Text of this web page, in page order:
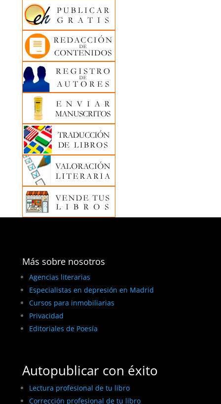
Más sobre nosotros
Agencias literarias
Especialistas en depresión en Madrid
Cursos para inmobiliarias
Privacidad
Editoriales de Poesía
Autopublicar con éxito
Lectura profesional de tu libro
Corrección profesional de tu libro